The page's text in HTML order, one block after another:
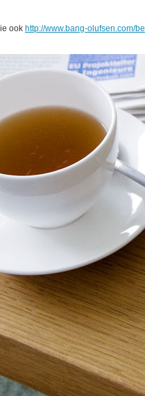
ook http://www.bang-olufsen.com/